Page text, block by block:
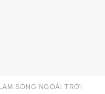
SÓNG NGOÀI TRỜI